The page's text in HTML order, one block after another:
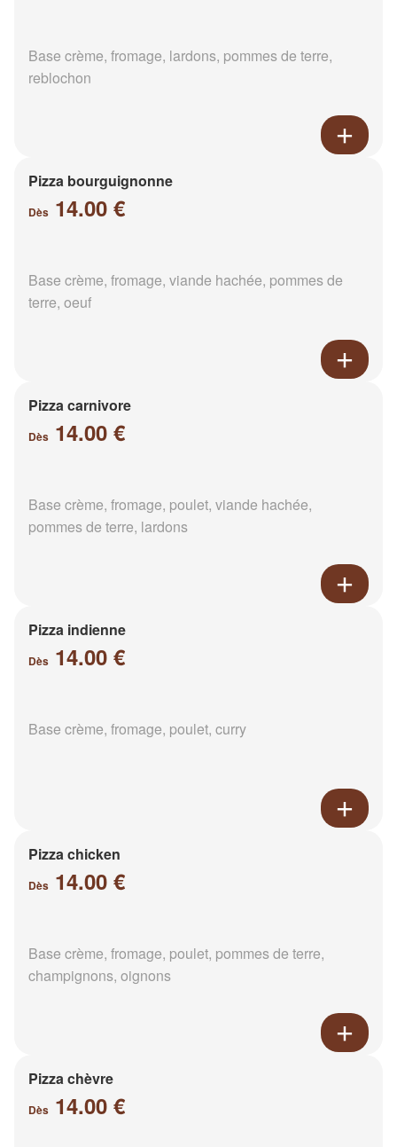
Base crème, fromage, lardons, pommes de terre,
reblochon
Pizza bourguignonne
Dès 14.00 €
Base crème, fromage, viande hachée, pommes de
terre, oeuf
Pizza carnivore
Dès 14.00 €
Base crème, fromage, poulet, viande hachée,
pommes de terre, lardons
Pizza indienne
Dès 14.00 €
Base crème, fromage, poulet, curry
Pizza chicken
Dès 14.00 €
Base crème, fromage, poulet, pommes de terre,
champignons, oignons
Pizza chèvre
Dès 14.00 €